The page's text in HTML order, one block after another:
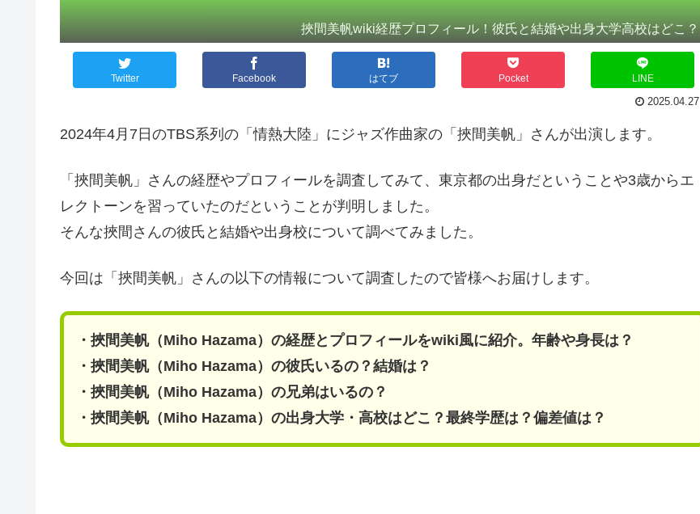
挾間美帆wiki経歴プロフィール！彼氏と結婚や出身大学高校はどこ？
Twitter Facebook はてブ Pocket LINE
2025.04.27
2024年4月7日のTBS系列の「情熱大陸」にジャズ作曲家の「挾間美帆」さんが出演します。
「挾間美帆」さんの経歴やプロフィールを調査してみて、東京都の出身だということや3歳からエ
レクトーンを習っていたのだということが判明しました。
そんな挾間さんの彼氏と結婚や出身校について調べてみました。
今回は「挾間美帆」さんの以下の情報について調査したので皆様へお届けします。
・挾間美帆（Miho Hazama）の経歴とプロフィールをwiki風に紹介。年齢や身長は？
・挾間美帆（Miho Hazama）の彼氏いるの？結婚は？
・挾間美帆（Miho Hazama）の兄弟はいるの？
・挾間美帆（Miho Hazama）の出身大学・高校はどこ？最終学歴は？偏差値は？